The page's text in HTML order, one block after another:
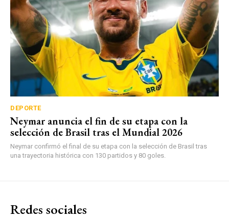
DEPORTE
Neymar anuncia el fin de su etapa con la
selección de Brasil tras el Mundial 2026
Neymar confirmó el final de su etapa con la selección de Brasil tras
una trayectoria histórica con 130 partidos y 80 goles.
Redes sociales